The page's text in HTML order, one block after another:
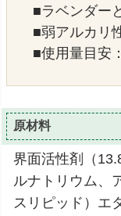
■ラベンダー
■弱アルカリ
■使用量目安
原材料
界面活性剤（
ルナトリウム、
スリピッド）エ